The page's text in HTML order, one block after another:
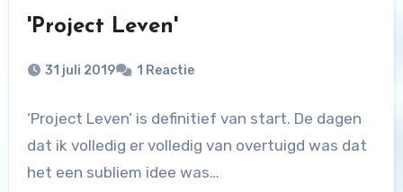
'Project Leven'
31 juli 2019 1 Reactie
‘Project Leven’ is definitief van start. De dagen
dat ik volledig er volledig van overtuigd was dat
het een subliem idee was…